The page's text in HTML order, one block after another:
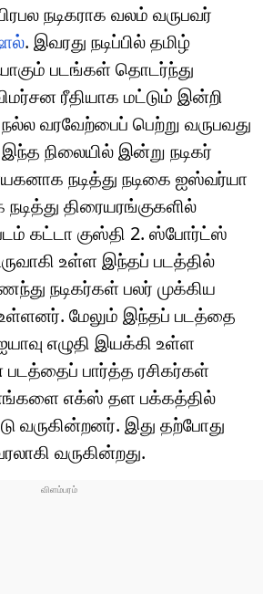
நடிகராக வலம் வருபவர்
. இவரது நடிப்பில் தமிழ்
படங்கள் தொடர்ந்து
ரீதியாக மட்டும் இன்றி
வரவேற்பைப் பெற்று வருபவது
இந்த நிலையில் இன்று நடிகர்
நடித்து நடிகை ஐஸ்வர்யா
திரையரங்குகளில்
கட்டா குஸ்தி 2. ஸ்போர்ட்ஸ்
உள்ள இந்தப் படத்தில்
நடிகர்கள் பலர் முக்கிய
உள்ளனர். மேலும் இந்தப் படத்தை
எழுதி இயக்கி உள்ள
படத்தைப் பார்த்த ரசிகர்கள்
எக்ஸ் தள பக்கத்தில்
வருகின்றனர். இது தற்போது
வருகின்றது.